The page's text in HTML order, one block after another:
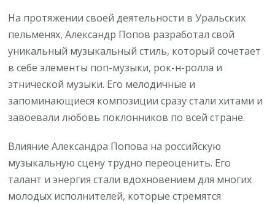
На протяжении своей деятельности в Уральских
пельменях, Александр Попов разработал свой
уникальный музыкальный стиль, который сочетает
в себе элементы поп-музыки, рок-н-ролла и
этнической музыки. Его мелодичные и
запоминающиеся композиции сразу стали хитами и
завоевали любовь поклонников по всей стране.
Влияние Александра Попова на российскую
музыкальную сцену трудно переоценить. Его
талант и энергия стали вдохновением для многих
молодых исполнителей, которые стремятся